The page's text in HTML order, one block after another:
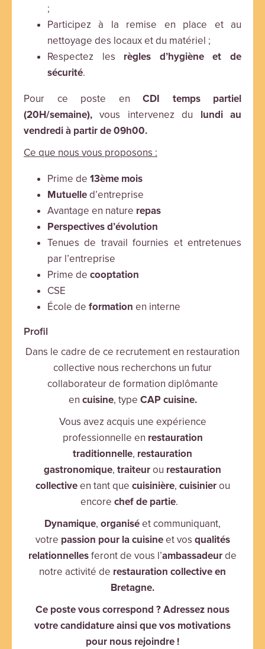
;
Participez à la remise en place et au
nettoyage des locaux et du matériel ;
Respectez les règles d’hygiène et de
sécurité.
Pour ce poste en CDI temps partiel
(20H/semaine), vous intervenez du lundi au
vendredi à partir de 09h00.
Ce que nous vous proposons :
Prime de 13ème mois
Mutuelled’entreprise
Avantage en nature repas
Perspectives d’évolution
Tenues de travail fournies et entretenues
par l’entreprise
Prime de cooptation
CSE
École de formation en interne
Profil
Dans le cadre de ce recrutement en restauration
collective nous recherchons un futur
collaborateur de formation diplômante
en cuisine, type CAP cuisine.
Vous avez acquis une expérience
professionnelle en restauration
traditionnelle, restauration
gastronomique, traiteurou restauration
collectiveen tant que cuisinière, cuisinierou
encore chef de partie.
Dynamique, organiséet communiquant,
votre passion pour la cuisineet vos qualités
relationnellesferont de vous l’ambassadeurde
notre activité de restauration collective en
Bretagne.
Ce poste vous correspond ? Adressez nous
votre candidature ainsi que vos motivations
pour nous rejoindre !